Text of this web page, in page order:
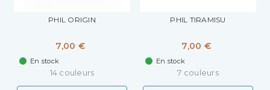
PHIL ORIGIN
7,00 €
En stock
14 couleurs
PHIL TIRAMISU
7,00 €
En stock
7 couleurs